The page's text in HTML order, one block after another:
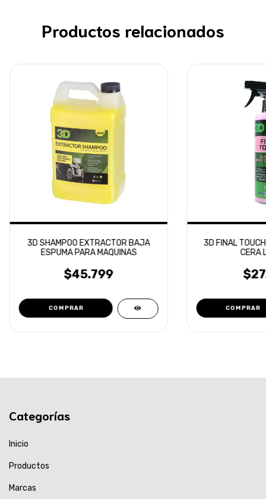
Productos relacionados
3D SHAMPOO EXTRACTOR BAJA
ESPUMA PARA MAQUINAS
$45.799
3D FINAL
CERA
Categorías
Inicio
Productos
Marcas